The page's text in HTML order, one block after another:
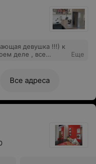
девушка !!!) к
деле , все
Еще
Все адреса